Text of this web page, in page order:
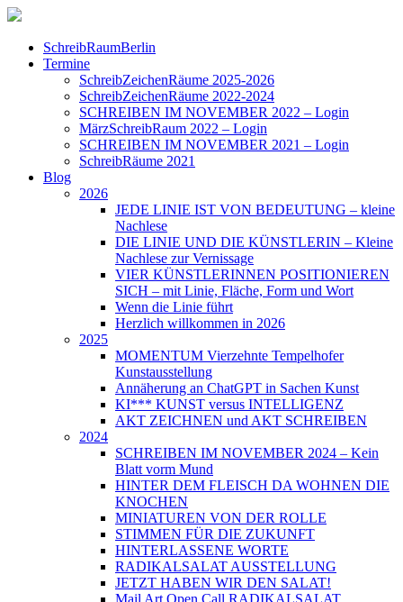
SchreibRaumBerlin
Termine
SchreibZeichenRäume 2025-2026
SchreibZeichenRäume 2022-2024
SCHREIBEN IM NOVEMBER 2022 – Login
MärzSchreibRaum 2022 – Login
SCHREIBEN IM NOVEMBER 2021 – Login
SchreibRäume 2021
Blog
2026
JEDE LINIE IST VON BEDEUTUNG – kleine
Nachlese
DIE LINIE UND DIE KÜNSTLERIN – Kleine
Nachlese zur Vernissage
VIER KÜNSTLERINNEN POSITIONIEREN
SICH – mit Linie, Fläche, Form und Wort
Wenn die Linie führt
Herzlich willkommen in 2026
2025
MOMENTUM Vierzehnte Tempelhofer
Kunstausstellung
Annäherung an ChatGPT in Sachen Kunst
KI*** KUNST versus INTELLIGENZ
AKT ZEICHNEN und AKT SCHREIBEN
2024
SCHREIBEN IM NOVEMBER 2024 – Kein
Blatt vorm Mund
HINTER DEM FLEISCH DA WOHNEN DIE
KNOCHEN
MINIATUREN VON DER ROLLE
STIMMEN FÜR DIE ZUKUNFT
HINTERLASSENE WORTE
RADIKALSALAT AUSSTELLUNG
JETZT HABEN WIR DEN SALAT!
Mail Art Open Call RADIKALSALAT